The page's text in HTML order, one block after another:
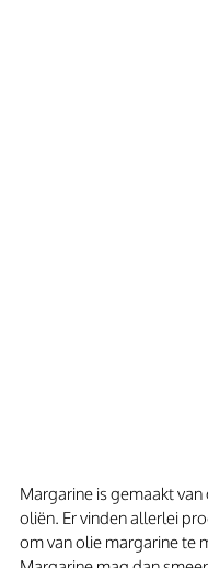
Margarine is gemaakt
oliën. Er vinden allerlei
om van olie margarine te